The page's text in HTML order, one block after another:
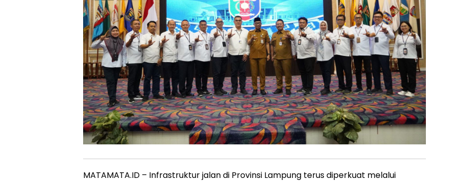
MATAMATA.ID – Infrastruktur jalan di Provinsi Lampung terus diperkuat melalui